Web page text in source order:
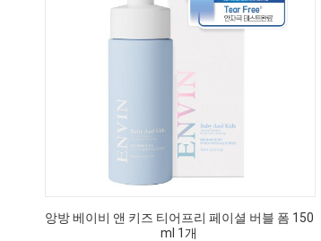
앙방 베이비 앤 키즈 티어프리 페이셜 버블 폼 150
ml 1개